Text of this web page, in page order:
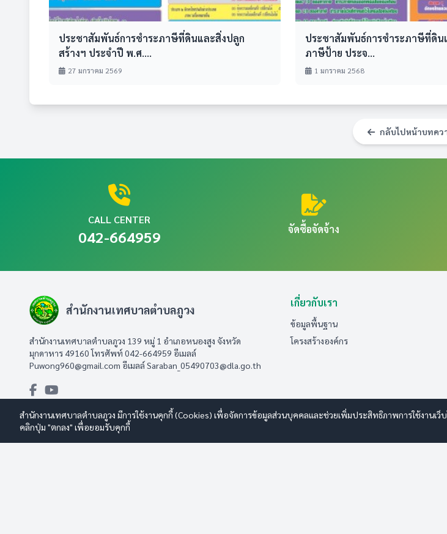
ประชาสัมพันธ์การชำระภาษีที่ดินและสิ่งปลูก
สร้างฯ ประจำปี พ.ศ....
27 มกราคม 2569
ประชาสัมพันธ์การชำระภาษีที่ดิน
ภาษีป้าย ประจ...
1 มกราคม 2568
กลับไปหน้าบทคว
CALL CENTER
042-664959 จัดซื้อจัดจ้าง
สำนักงานเทศบาลตำบลภูวง
สำนักงานเทศบาลตำบลภูวง 139 หมู่ 1 อำเภอหนองสูง จังหวัด
มุกดาหาร 49160 โทรศัพท์ 042-664959 อีเมลล์
Puwong960@gmail.com อีเมลล์Saraban_05490703@dla.go.th
เกี่ยวกับเรา
ข้อมูลพื้นฐาน
โครงสร้างองค์กร
สำนักงานเทศบาลตำบลภูวง มีการใช้งานคุกกี้ (Cookies) เพื่อจัดการข้อมูลส่วนบุคคลและช่วยเพิ่มประสิทธิภาพการใช้งานเว็
คลิกปุ่ม "ตกลง" เพื่อยอมรับคุกกี้